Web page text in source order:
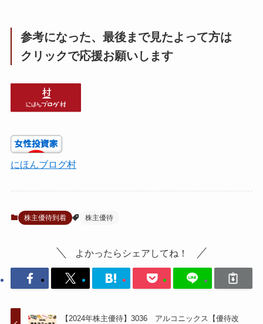
参考になった、最後まで見たよって方は
クリックで応援お願いします
にほんブログ村
株主優待到着 株主優待
よかったらシェアしてね！
【2024年株主優待】3036 アルコニックス【優待改